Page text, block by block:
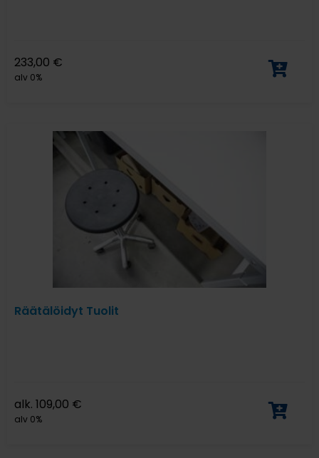
233,00 €
alv 0%
Räätälöidyt Tuolit
alk. 109,00 €
alv 0%